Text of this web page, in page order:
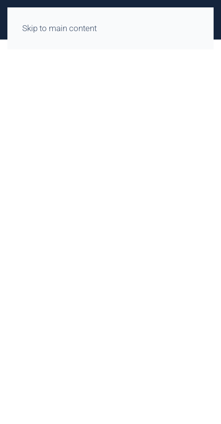
Skip to main content